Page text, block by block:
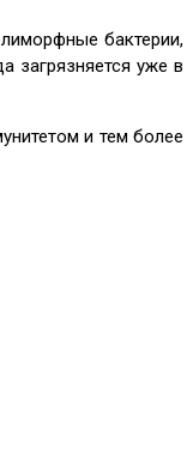
бактерии,
загрязняется уже в
и тем более